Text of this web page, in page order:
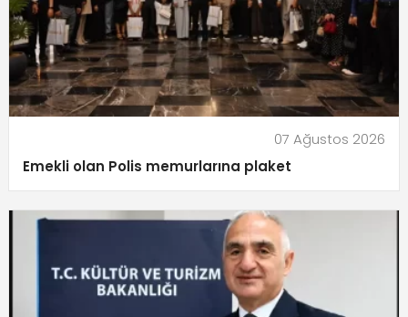
07 Ağustos 2026
Emekli olan Polis memurlarına plaket